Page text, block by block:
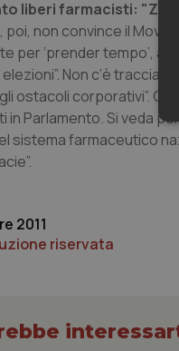
liberi farmacisti:
poi, non convince il
per ‘prender tempo’,
Non c’è
ostacoli corporativi”.
in Parlamento. Si veda
sistema farmaceutico
2011
riservata